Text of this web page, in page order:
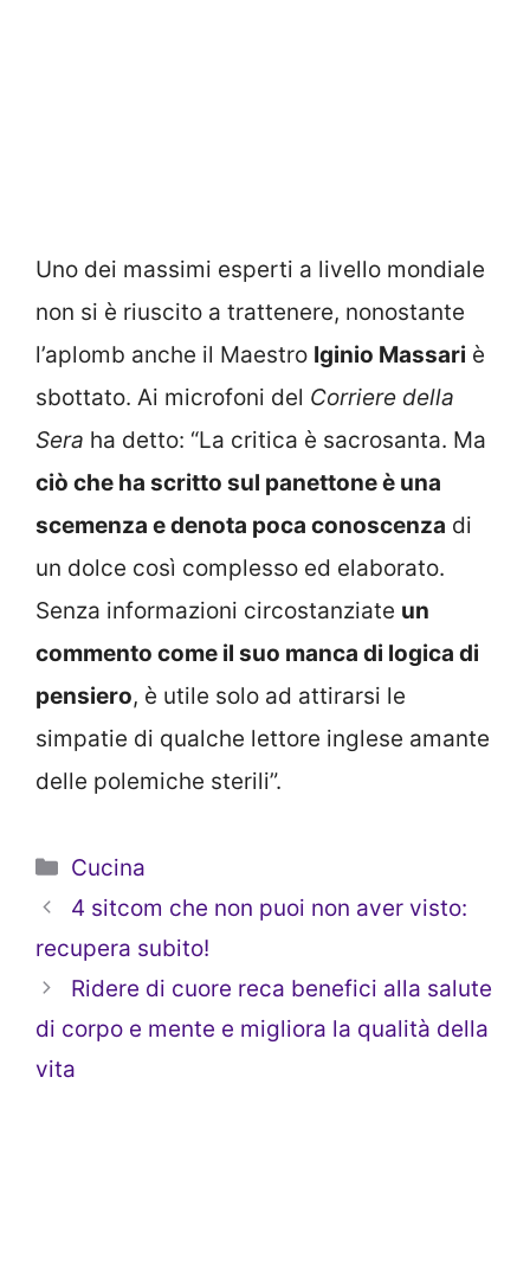
Uno dei massimi esperti a livello mondiale
non si è riuscito a trattenere, nonostante
l’aplomb anche il Maestro Iginio Massari è
sbottato. Ai microfoni del Corriere della
Sera ha detto: “La critica è sacrosanta. Ma
ciò che ha scritto sul panettone è una
scemenza e denota poca conoscenza di
un dolce così complesso ed elaborato.
Senza informazioni circostanziate un
commento come il suo manca di logica di
pensiero, è utile solo ad attirarsi le
simpatie di qualche lettore inglese amante
delle polemiche sterili”.
Categorie
Cucina
4 sitcom che non puoi non aver visto:
recupera subito!
Ridere di cuore reca benefici alla salute
di corpo e mente e migliora la qualità della
vita